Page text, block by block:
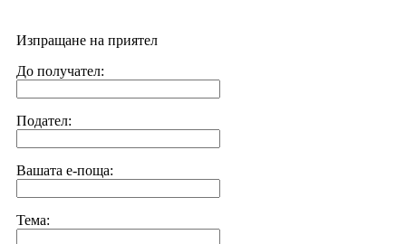
Изпращане на приятел
До получател:
Подател:
Вашата е-поща:
Тема: